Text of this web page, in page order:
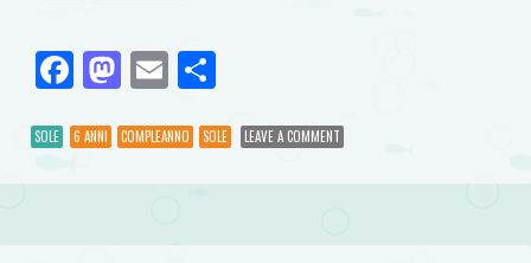
Facebook
Mastodon
Email
SOLE 6 ANNI COMPLEANNO SOLE LEAVE A COMMENT